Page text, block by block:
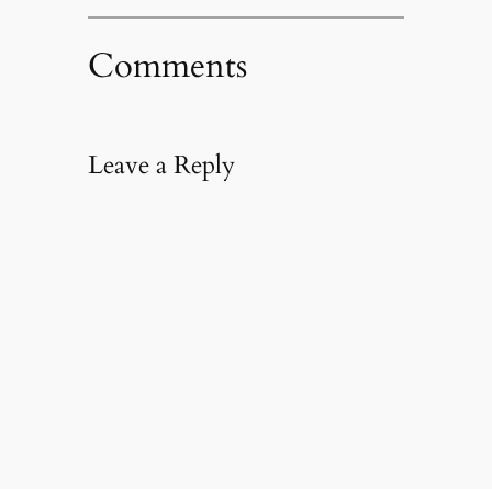
Comments
Leave a Reply